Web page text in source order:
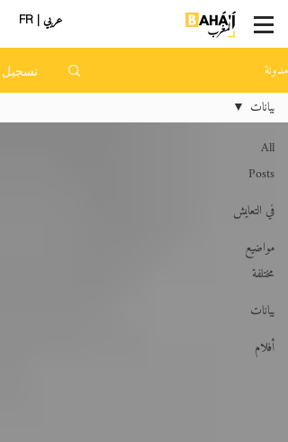
عربي | FR
مدونة تسجيل
All
Posts
في التعايش
مواضيع
مختلفة
بيانات
أفلام
بيانات